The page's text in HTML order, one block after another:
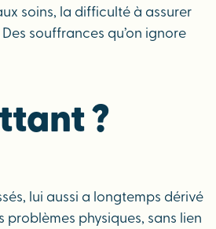
soins, la difficulté à assurer
souffrances qu’on ignore
?
lui aussi a longtemps dérivé
problèmes physiques, sans lien